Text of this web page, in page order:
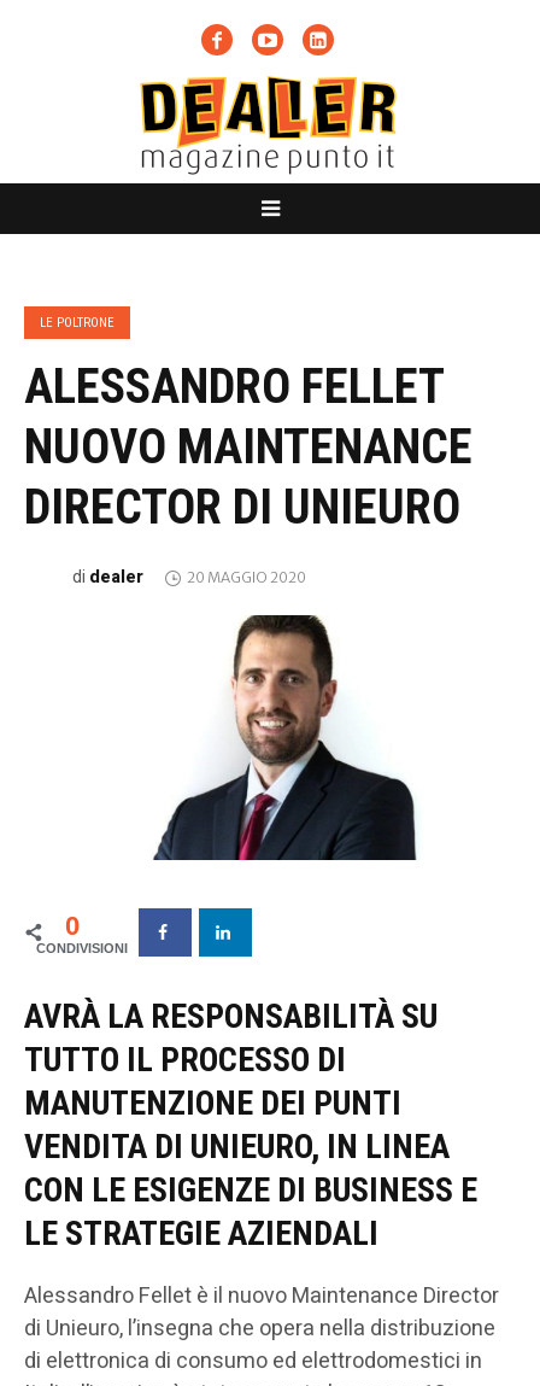
LE POLTRONE
ALESSANDRO FELLET
NUOVO MAINTENANCE
DIRECTOR DI UNIEURO
di dealer 20 MAGGIO 2020
0
AVRÀ LA RESPONSABILITÀ SU
TUTTO IL PROCESSO DI
MANUTENZIONE DEI PUNTI
VENDITA DI UNIEURO, IN LINEA
CON LE ESIGENZE DI BUSINESS E
LE STRATEGIE AZIENDALI
Alessandro Fellet è il nuovo Maintenance Director
di Unieuro, l’insegna che opera nella distribuzione
di elettronica di consumo ed elettrodomestici in